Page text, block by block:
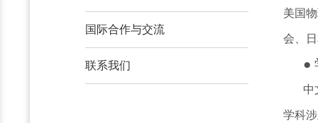
国际合作与交流
联系我们
美国
会、
●
中
学科